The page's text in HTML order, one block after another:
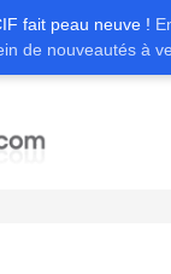
fait peau neuve !
de nouveautés à